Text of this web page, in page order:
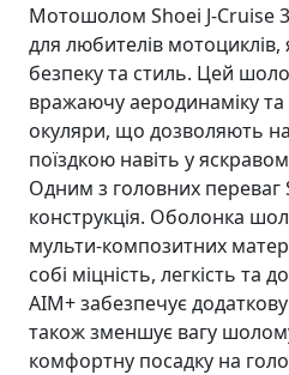
Мотошолом Shoei J-Cruise
для любителів мотоциклів,
безпеку та стиль. Цей
вражаючу аеродинаміку та
окуляри, що дозволяють
поїздкою навіть у
Одним з головних переваг
конструкція. Оболонка
мульти-композитних
собі міцність, легкість та
AIM+ забезпечує додаткову
також зменшує вагу
комфортну посадку на